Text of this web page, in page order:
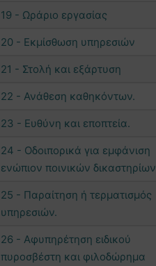
19 - Ωράριο εργασίας
20 - Εκμίσθωση υπηρεσιών
21 - Στολή και εξάρτυση
22 - Ανάθεση καθηκόντων.
23 - Ευθύνη και εποπτεία.
24 - Οδοιπορικά για εμφάνιση
ενώπιον ποινικών δικαστηρίων
25 - Παραίτηση ή τερματισμός
υπηρεσιών.
26 - Αφυπηρέτηση ειδικού
πυροσβέστη και φιλοδώρημα